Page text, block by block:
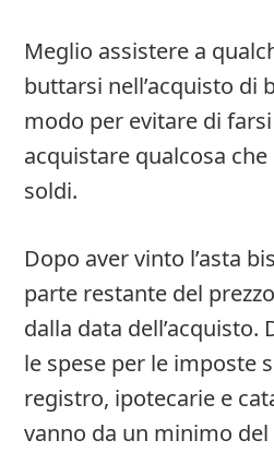
Meglio assistere a
buttarsi nell’acquisto di
modo per evitare di
acquistare qualcosa
soldi.
Dopo aver vinto l’asta
parte restante del
dalla data
le spese per le imposte
registro, ipotecarie e
vanno da un minimo